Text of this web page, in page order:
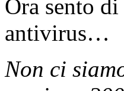
Ora sento
antivirus…
Non ci